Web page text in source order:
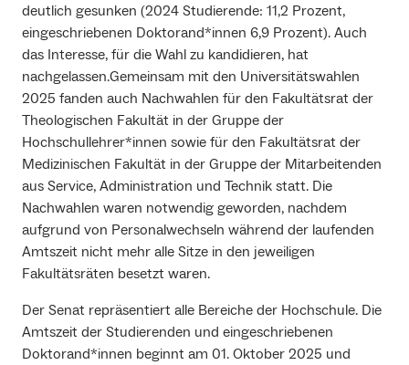
deutlich gesunken (2024 Studierende: 11,2 Prozent,
eingeschriebenen Doktorand*innen 6,9 Prozent). Auch
das Interesse, für die Wahl zu kandidieren, hat
nachgelassen.Gemeinsam mit den Universitätswahlen
2025 fanden auch Nachwahlen für den Fakultätsrat der
Theologischen Fakultät in der Gruppe der
Hochschullehrer*innen sowie für den Fakultätsrat der
Medizinischen Fakultät in der Gruppe der Mitarbeitenden
aus Service, Administration und Technik statt. Die
Nachwahlen waren notwendig geworden, nachdem
aufgrund von Personalwechseln während der laufenden
Amtszeit nicht mehr alle Sitze in den jeweiligen
Fakultätsräten besetzt waren.
Der Senat repräsentiert alle Bereiche der Hochschule. Die
Amtszeit der Studierenden und eingeschriebenen
Doktorand*innen beginnt am 01. Oktober 2025 und